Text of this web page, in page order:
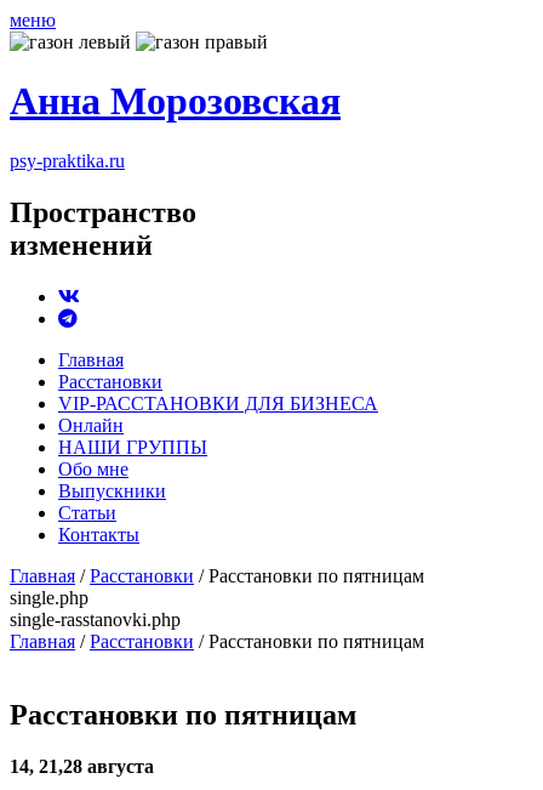
меню
Анна Морозовская
psy-praktika.ru
Пространство
изменений
Главная
Расстановки
VIP-РАССТАНОВКИ ДЛЯ БИЗНЕСА
Онлайн
НАШИ ГРУППЫ
Обо мне
Выпускники
Статьи
Контакты
Главная /Расстановки / Расстановки по пятницам
single.php
single-rasstanovki.php
Главная /Расстановки / Расстановки по пятницам
Расстановки по пятницам
14, 21,28 августа